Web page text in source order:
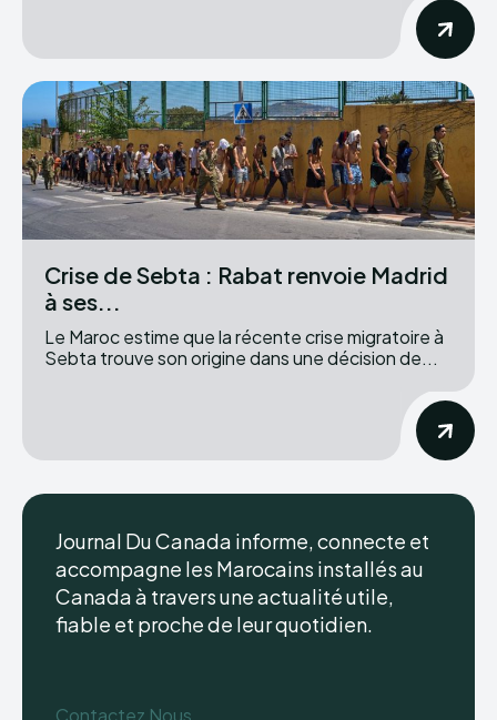
Crise de Sebta : Rabat renvoie Madrid
à ses...
Le Maroc estime que la récente crise migratoire à
Sebta trouve son origine dans une décision de...
Journal Du Canada informe, connecte et
accompagne les Marocains installés au
Canada à travers une actualité utile,
fiable et proche de leur quotidien.
Contactez Nous